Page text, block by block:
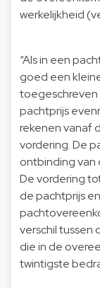
werkelijkheid
“Als in een
goed een
toegeschreven
pachtprijs
rekenen vanaf
vordering. De
ontbinding van
De vordering
de pachtprijs
verschil tussen
die in de
twintigste